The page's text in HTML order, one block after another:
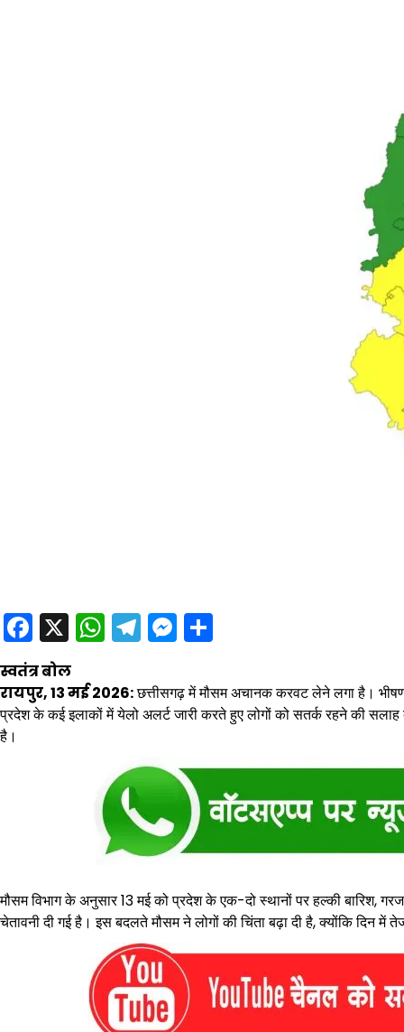
Facebook
X WhatsApp
Telegram
Messenger
स्वतंत्र बोल
रायपुर, 13 मई 2026:छत्तीसगढ़ में मौसम अचानक करवट लेने लगा है। भीषण
प्रदेश के कई इलाकों में येलो अलर्ट जारी करते हुए लोगों को सतर्क रहने की
है।
मौसम विभाग के अनुसार 13 मई को प्रदेश के एक-दो स्थानों पर हल्की
चेतावनी दी गई है। इस बदलते मौसम ने लोगों की चिंता बढ़ा दी है, क्योंकि दिन